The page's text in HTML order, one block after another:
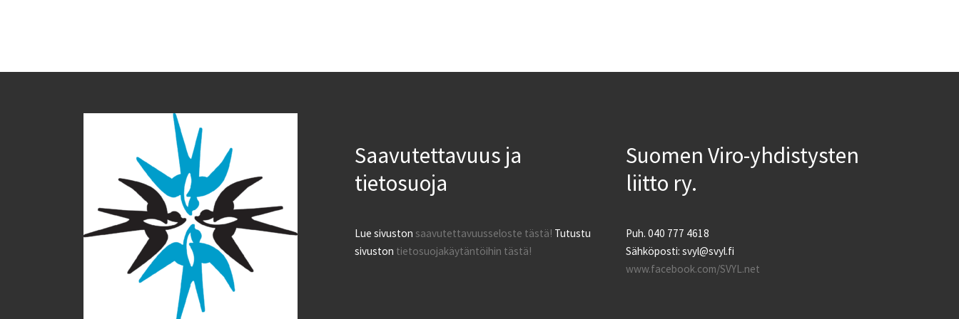
Saavutettavuus ja
tietosuoja
Lue sivuston saavutettavuusseloste tästä! Tutustu
sivuston tietosuojakäytäntöihin tästä!
Suomen Viro-yhdistysten
liitto ry.
Puh. 040 777 4618
Sähköposti: svyl@svyl.fi
www.facebook.com/SVYL.net